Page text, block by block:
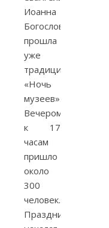
Иоанна
Богослова
прошла
уже
традиционная
«Ночь
музеев».
Вечером
к 17
часам
пришло
около
300
человек.
Праздник